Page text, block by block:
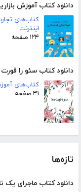
دانلود کتاب آموزش
کتاب‌های
اینترنت
۱۲۴ صفحه
دانلود کتاب سئو را
کتاب‌های
۳۱ صفحه
تازه‌ها
دانلود کتاب ماجرای یک